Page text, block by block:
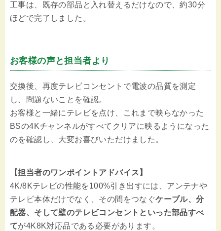
工事は、既存の部品と入れ替えるだけなので、約30分
ほどで完了しました。
お客様の声と担当者より
交換後、再度テレビコンセントで電波の品質を測定
し、問題ないことを確認。
お客様と一緒にテレビを点け、これまで映らなかった
BSの4Kチャンネルがすべてクリアに映るようになった
のを確認し、大変お喜びいただけました。
【担当者のワンポイントアドバイス】
4K/8Kテレビの性能を100%引き出すには、アンテナや
テレビ本体だけでなく、その間をつなぐケーブル、分
配器、そして壁のテレビコンセントといった部品すべ
てが4K8K対応品である必要があります。